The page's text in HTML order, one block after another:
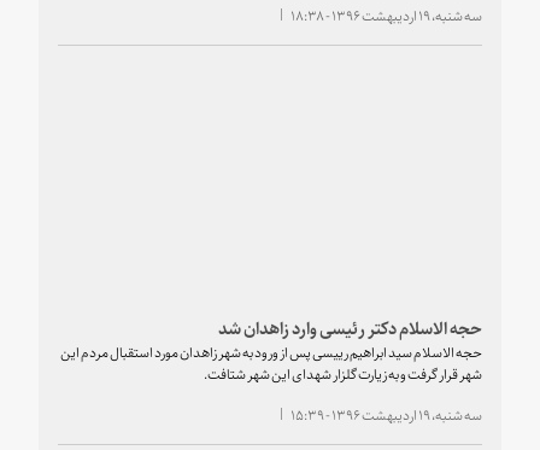
سه شنبه، ۱۹ اردیبهشت ۱۳۹۶ - ۱۸:۳۸
حجه الاسلام دکتر رئیسی وارد زاهدان شد
حجه الاسلام سید ابراهیم رییسی پس از ورود به شهر زاهدان مورد استقبال مردم این
شهر قرار گرفت و به زیارت گلزار شهدای این شهر شتافت.
سه شنبه، ۱۹ اردیبهشت ۱۳۹۶ - ۱۵:۳۹